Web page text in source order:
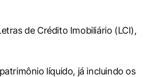
de Crédito Imobiliário (LCI),
líquido, já incluindo os